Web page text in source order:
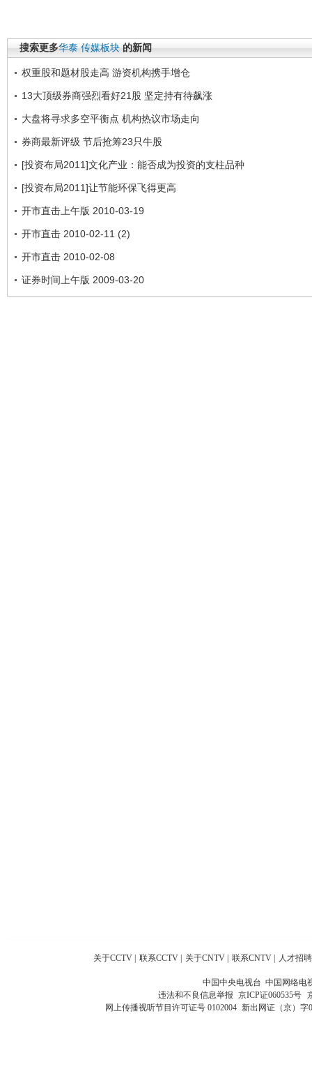
搜索更多华泰 传媒板块 的新闻
权重股和题材股走高 游资机构携手增仓
13大顶级券商强烈看好21股 坚定持有待飙涨
大盘将寻求多空平衡点 机构热议市场走向
券商最新评级 节后抢筹23只牛股
[投资布局2011]文化产业：能否成为投资的支柱品种
[投资布局2011]让节能环保飞得更高
开市直击上午版 2010-03-19
开市直击 2010-02-11 (2)
开市直击 2010-02-08
证券时间上午版 2009-03-20
关于CCTV 联系CCTV 关于CNTV 联系CNTV 人才招聘
中国中央电视台 中国网络电
违法和不良信息举报 京ICP证060535号
网上传播视听节目许可证号 0102004 新出网证（京）